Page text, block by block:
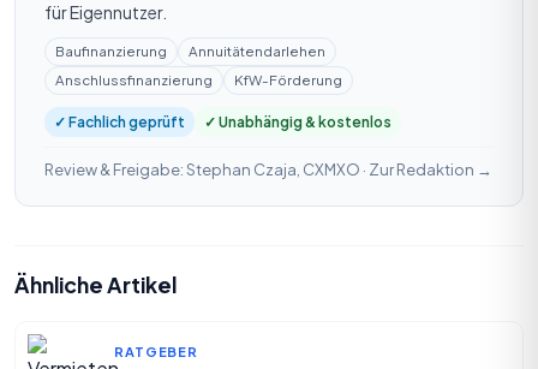
für Eigennutzer.
Baufinanzierung
Annuitätendarlehen
Anschlussfinanzierung
KfW-Förderung
✓ Fachlich geprüft ✓ Unabhängig & kostenlos
Review & Freigabe: Stephan Czaja, CXMXO · Zur Redaktion →
Ähnliche Artikel
RATGEBER